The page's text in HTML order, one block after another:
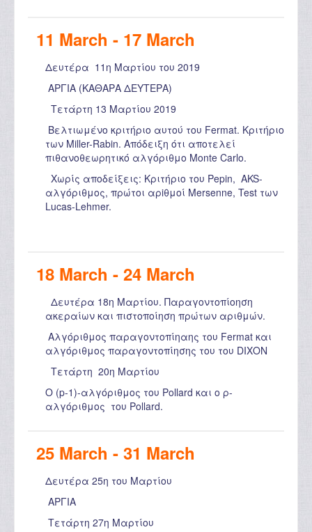
11 March - 17 March
Δευτέρα 11η Μαρτίου του 2019
ΑΡΓΙΑ (ΚΑΘΑΡΑ ΔΕΥΤΕΡΑ)
Τετάρτη 13 Μαρτίου 2019
Βελτιωμένο κριτήριο αυτού του Fermat. Κριτήριο
των Miller-Rabin. Απόδειξη ότι αποτελεί
πιθανοθεωρητικό αλγόριθμο Monte Carlo.
Χωρίς αποδείξεις: Κριτήριο του Pepin, AKS-
αλγόριθμος, πρώτοι αρiθμοί Mersenne, Test των
Lucas-Lehmer.
18 March - 24 March
Δευτέρα 18η Μαρτίου. Παραγοντοπίοηση
ακεραίων και πιστοποίηση πρώτων αριθμών.
Αλγόριθμος παραγοντοπίηαης του Fermat και
αλγόριθμος παραγοντοπίησης του του DΙΧΟΝ
Τετάρτη 20η Μαρτίου
Ο (p-1)-αλγόριθμος του Pollard και ο ρ-
αλγόριθμος του Pollard.
25 March - 31 March
Δευτέρα 25η του Μαρτίου
ΑΡΓΙΑ
Τετάρτη 27η Μαρτίου